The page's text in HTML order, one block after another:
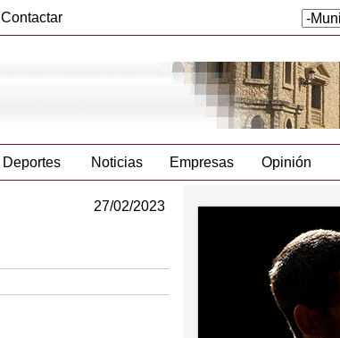
Contactar
Deportes Noticias Empresas Opinión
27/02/2023